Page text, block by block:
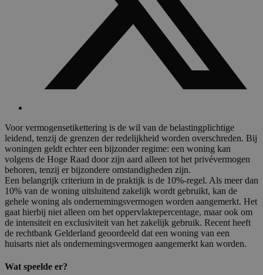
Voor vermogensetikettering is de wil van de belastingplichtige
leidend, tenzij de grenzen der redelijkheid worden overschreden. Bij
woningen geldt echter een bijzonder regime: een woning kan
volgens de Hoge Raad door zijn aard alleen tot het privévermogen
behoren, tenzij er bijzondere omstandigheden zijn.
Een belangrijk criterium in de praktijk is de 10%-regel. Als meer dan
10% van de woning uitsluitend zakelijk wordt gebruikt, kan de
gehele woning als ondernemingsvermogen worden aangemerkt. Het
gaat hierbij niet alleen om het oppervlaktepercentage, maar ook om
de intensiteit en exclusiviteit van het zakelijk gebruik. Recent heeft
de rechtbank Gelderland geoordeeld dat een woning van een
huisarts niet als ondernemingsvermogen aangemerkt kan worden.
Wat speelde er?